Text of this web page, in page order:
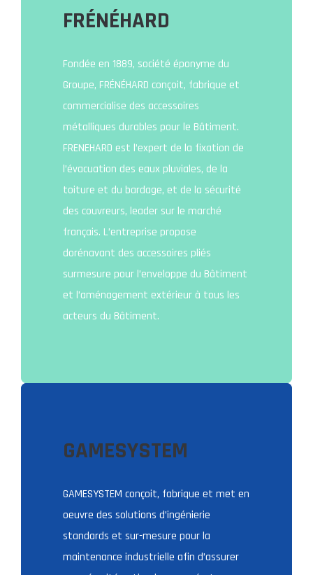
FRÉNÉHARD
Fondée en 1889, société éponyme du
Groupe, FRÉNÉHARD conçoit, fabrique et
commercialise des accessoires
métalliques durables pour le Bâtiment.
FRENEHARD est l’expert de la fixation de
l’évacuation des eaux pluviales, de la
toiture et du bardage, et de la sécurité
des couvreurs, leader sur le marché
français. L’entreprise propose
dorénavant des accessoires pliés
surmesure pour l’enveloppe du Bâtiment
et l’aménagement extérieur à tous les
acteurs du Bâtiment.
GAMESYSTEM
GAMESYSTEM conçoit, fabrique et met en
oeuvre des solutions d’ingénierie
standards et sur-mesure pour la
maintenance industrielle afin d’assurer